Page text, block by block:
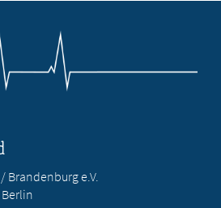
Brandenburg e.V.